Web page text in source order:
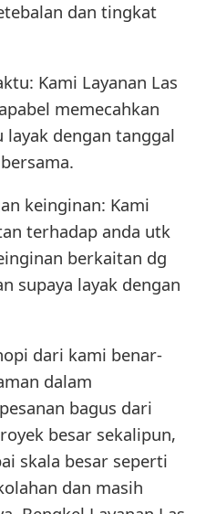
dan tingkat
Kami Layanan Las
memecahkan
layak dengan tanggal
keinginan: Kami
terhadap anda utk
berkaitan dg
supaya layak dengan
dari kami benar-
dalam
bagus dari
besar sekalipun,
skala besar seperti
dan masih